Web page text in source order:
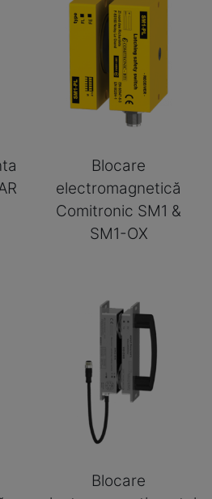
Blocare
electromagnetică
Comitronic SM1 &
SM1-OX
Blocare